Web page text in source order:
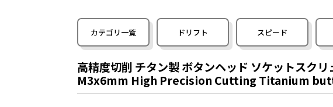
カテゴリ一覧 ドリフト スピード
高精度切削 チタン製 ボタンヘッド ソケットスク
M3x6mm High Precision Cutting Titanium